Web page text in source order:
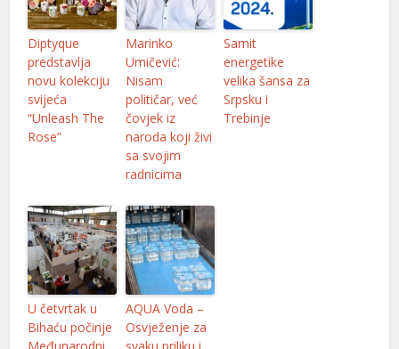
Diptyque
predstavlja
novu kolekciju
svijeća
“Unleash The
Rose”
Marinko
Umičević:
Nisam
političar, već
čovjek iz
naroda koji živi
sa svojim
radnicima
Samit
energetike
velika šansa za
Srpsku i
Trebinje
U četvrtak u
Bihaću počinje
AQUA Voda –
Osvježenje za